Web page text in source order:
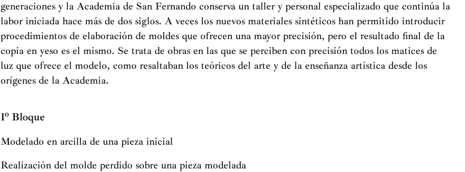
generaciones y la Academia de San Fernando conserva un taller y personal especializado que continúa la
labor iniciada hace más de dos siglos. A veces los nuevos materiales sintéticos han permitido introducir
procedimientos de elaboración de moldes que ofrecen una mayor precisión, pero el resultado final de la
copia en yeso es el mismo. Se trata de obras en las que se perciben con precisión todos los matices de
luz que ofrece el modelo, como resaltaban los teóricos del arte y de la enseñanza artística desde los
orígenes de la Academia.
1º Bloque
Modelado en arcilla de una pieza inicial
Realización del molde perdido sobre una pieza modelada